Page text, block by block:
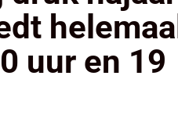
helemaal
uur en 19